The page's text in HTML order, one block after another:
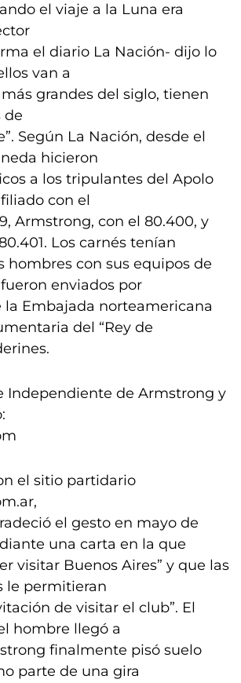
el viaje a la Luna era
el diario La Nación- dijo lo
van a
grandes del siglo, tienen
de
Según La Nación, desde el
hicieron
a los tripulantes del Apolo
con el
Armstrong, con el 80.400, y
Los carnés tenían
hombres con sus equipos de
enviados por
Embajada norteamericana
del “Rey de
Independiente de Armstrong y
el sitio partidario
el gesto en mayo de
una carta en la que
visitar Buenos Aires” y que las
le permitieran
de visitar el club”. El
hombre llegó a
finalmente pisó suelo
parte de una gira